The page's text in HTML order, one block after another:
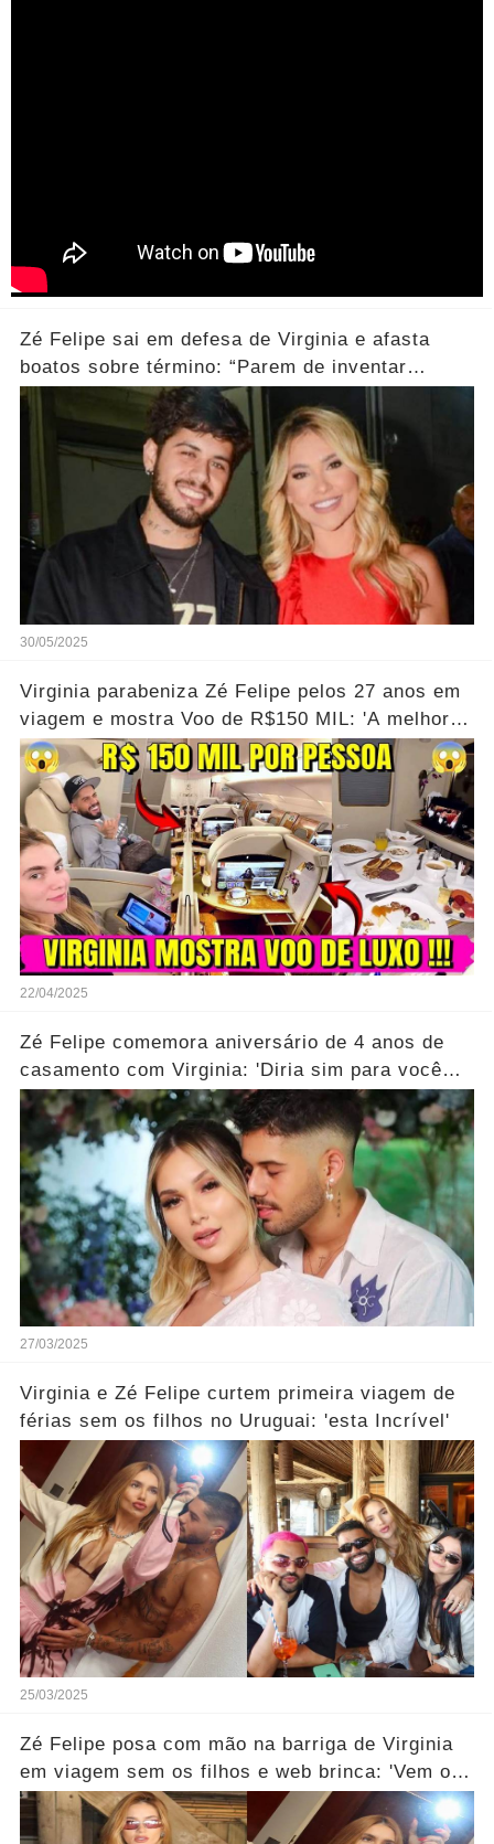
Zé Felipe sai em defesa de Virginia e afasta
boatos sobre término: “Parem de inventar
coisas”
30/05/2025
Virginia parabeniza Zé Felipe pelos 27 anos em
viagem e mostra Voo de R$150 MIL: 'A melhor
das nossas vidas'
22/04/2025
Zé Felipe comemora aniversário de 4 anos de
casamento com Virginia: 'Diria sim para você
todos os dias'
27/03/2025
Virginia e Zé Felipe curtem primeira viagem de
férias sem os filhos no Uruguai: 'esta Incrível'
25/03/2025
Zé Felipe posa com mão na barriga de Virginia
em viagem sem os filhos e web brinca: 'Vem o
quarto baby'